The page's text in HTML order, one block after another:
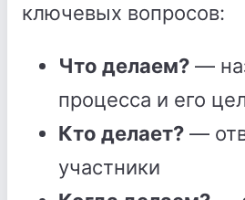
ключевых вопросов:
Что делаем? —
процесса и его
Кто делает? —
участники